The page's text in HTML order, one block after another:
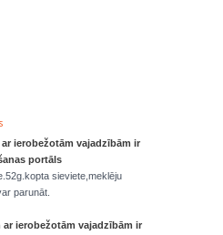
ierobežotām vajadzībām ir
portāls
sieviete,meklēju
parunāt.
ar ierobežotām vajadzībām ir